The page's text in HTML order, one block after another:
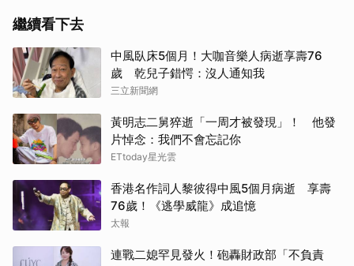
繼續看下去
中風臥床5個月！大咖音樂人病逝享壽76
歲 乾兒子錯愕：沒人通知我
三立新聞網
黃明志二舅猝逝「一周才被發現」！ 他發
片悼念：我們不會忘記你
ETtoday星光雲
香港名作詞人黎彼得中風5個月病逝 享壽
76歲！《逃學威龍》成追憶
太報
連戰二媳罕見發火！砲轟財政部「不負責